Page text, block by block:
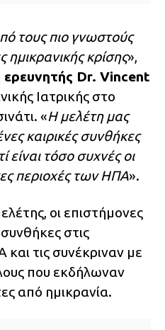
τους πιο γνωστούς
ημικρανικής κρίσης»,
ερευνητής Dr. Vincent
Ιατρικής στο
«Η μελέτη μας
καιρικές συνθήκες
είναι τόσο συχνές οι
περιοχές των ΗΠΑ».
οι επιστήμονες
στις
τις συνέκριναν με
που εκδήλωναν
από ημικρανία.